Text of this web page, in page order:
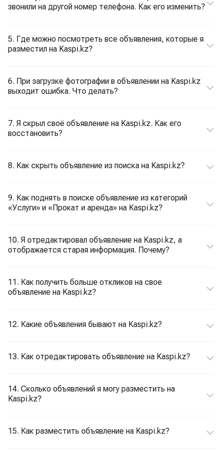
звонили на другой номер телефона. Как его изменить?
5. Где можно посмотреть все объявления, которые я
разместил на Kaspi.kz?
6. При загрузке фотографии в объявлении на Kaspi.kz
выходит ошибка. Что делать?
7. Я скрыл своё объявление на Kaspi.kz. Как его
восстановить?
8. Как скрыть объявление из поиска на Kaspi.kz?
9. Как поднять в поиске объявление из категорий
«Услуги» и «Прокат и аренда» на Kaspi.kz?
10. Я отредактировал объявление на Kaspi.kz, а
отображается старая информация. Почему?
11. Как получить больше откликов на свое
объявление на Kaspi.kz?
12. Какие объявления бывают на Kaspi.kz?
13. Как отредактировать объявление на Kaspi.kz?
14. Сколько объявлений я могу разместить на
Kaspi.kz?
15. Как разместить объявление на Kaspi.kz?